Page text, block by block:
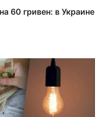
60 гривен: в Украине